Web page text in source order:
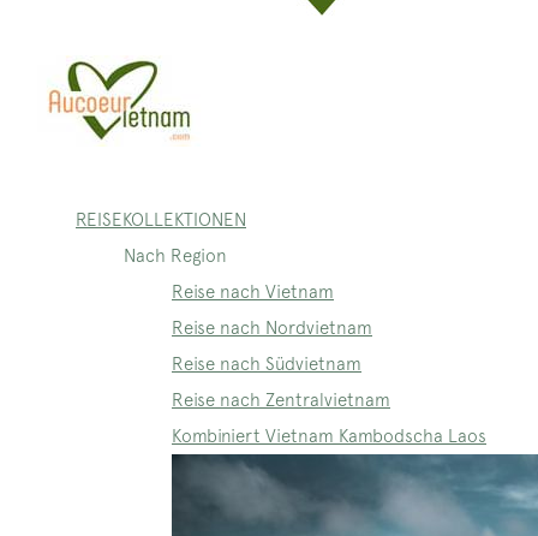
REISEKOLLEKTIONEN
Nach Region
Reise nach Vietnam
Reise nach Nordvietnam
Reise nach Südvietnam
Reise nach Zentralvietnam
Kombiniert Vietnam Kambodscha Laos